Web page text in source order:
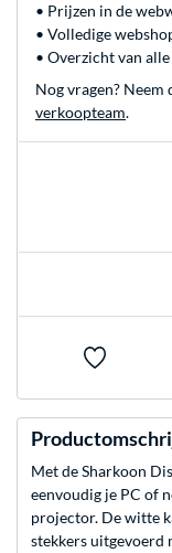
• Prijzen in de
• Volledige
• Overzicht van
Nog vragen?
verkoopteam.
Met de Sharkoon
eenvoudig je PC of
projector. De witte
stekkers uitgevoerd